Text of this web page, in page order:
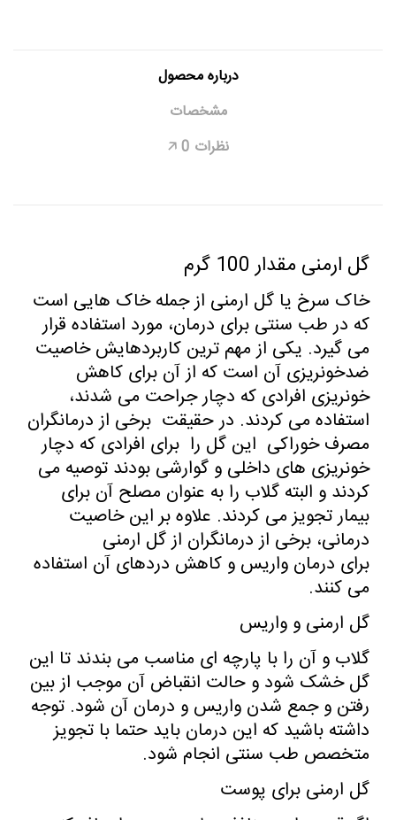
درباره محصول
مشخصات
نظرات 0
🡥
گل ارمنی مقدار 100 گرم
خاک سرخ یا گل ارمنی از جمله خاک هایی است
که در طب سنتی برای درمان، مورد استفاده قرار
می گیرد. یکی از مهم ترین کاربردهایش خاصیت
ضدخونریزی آن است که از آن برای کاهش
خونریزی افرادی که دچار جراحت می شدند،
استفاده می کردند. در حقیقت برخی از درمانگران
مصرف خوراکی این گل را برای افرادی که دچار
خونریزی های داخلی و گوارشی بودند توصیه می
کردند و البته گلاب را به عنوان مصلح آن برای
بیمار تجویز می کردند. علاوه بر این خاصیت
درمانی، برخی از درمانگران از گل ارمنی
برای درمان واریس و کاهش دردهای آن استفاده
می کنند.
گل ارمنی و واریس
گلاب و آن را با پارچه ای مناسب می بندند تا این
گل خشک شود و حالت انقباض آن موجب از بین
رفتن و جمع شدن واریس و درمان آن شود. توجه
داشته باشید که این درمان باید حتما با تجویز
متخصص طب سنتی انجام شود.
گل ارمنی برای پوست